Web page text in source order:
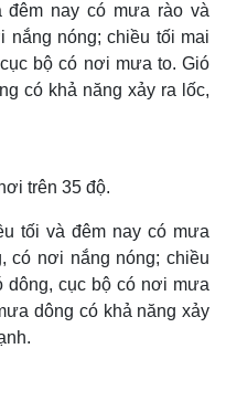
đêm nay có mưa rào và
nắng nóng; chiều tối mai
bộ có nơi mưa to. Gió
có khả năng xảy ra lốc,
trên 35 độ.
tối và đêm nay có mưa
có nơi nắng nóng; chiều
dông, cục bộ có nơi mưa
dông có khả năng xảy